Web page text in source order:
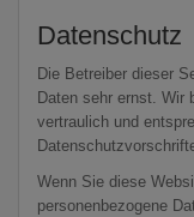
Datenschutz
Die Betreiber dieser
Daten sehr ernst. Wir
vertraulich und
Wenn Sie diese
personenbezogene